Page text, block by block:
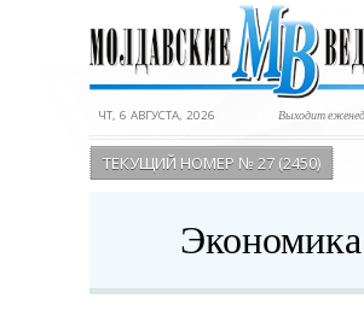
ЧТ, 6 АВГУСТА, 2026 Выходит
ТЕКУЩИЙ НОМЕР № 27 (2450)
Экономика